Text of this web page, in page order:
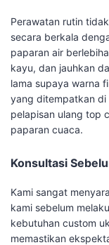
Perawatan rutin
secara berkala
paparan air
kayu, dan jauhkan
lama supaya warna
yang ditempatkan di
pelapisan ulang top
paparan cuaca.
Konsultasi
Kami sangat
kami sebelum
kebutuhan custom
memastikan